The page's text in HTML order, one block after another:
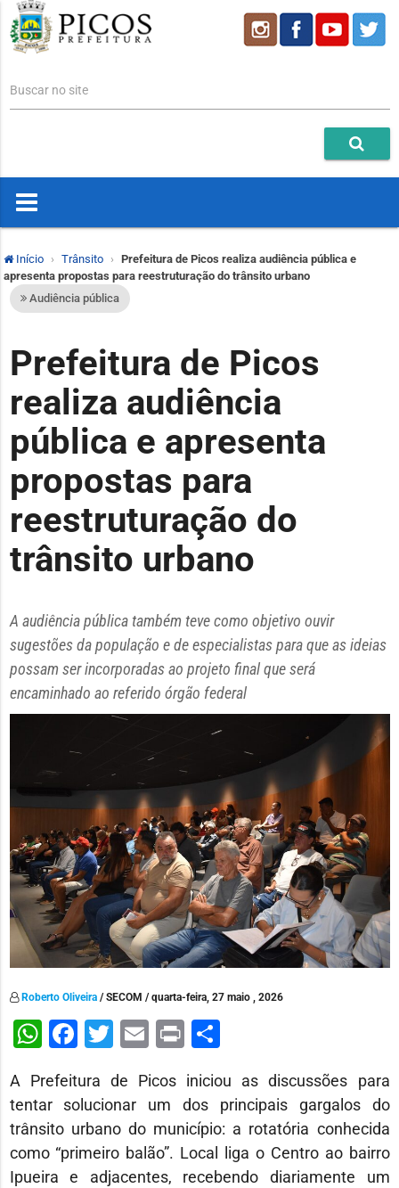
Buscar no site
Início Trânsito
Prefeitura de Picos realiza audiência pública e
apresenta propostas para reestruturação do trânsito urbano
Audiência pública
Prefeitura de Picos
realiza audiência
pública e apresenta
propostas para
reestruturação do
trânsito urbano
A audiência pública também teve como objetivo ouvir
sugestões da população e de especialistas para que as ideias
possam ser incorporadas ao projeto final que será
encaminhado ao referido órgão federal
Roberto Oliveira/ SECOM / quarta-feira, 27 maio , 2026
WhatsApp
Facebook
Twitter
Email
PrintShare
A Prefeitura de Picosiniciou as discussões para
tentar solucionar um dos principais gargalos do
trânsito urbano do município: a rotatória conhecida
como “primeiro balão”. Local liga o Centro ao bairro
Ipueira e adjacentes, recebendo diariamente um